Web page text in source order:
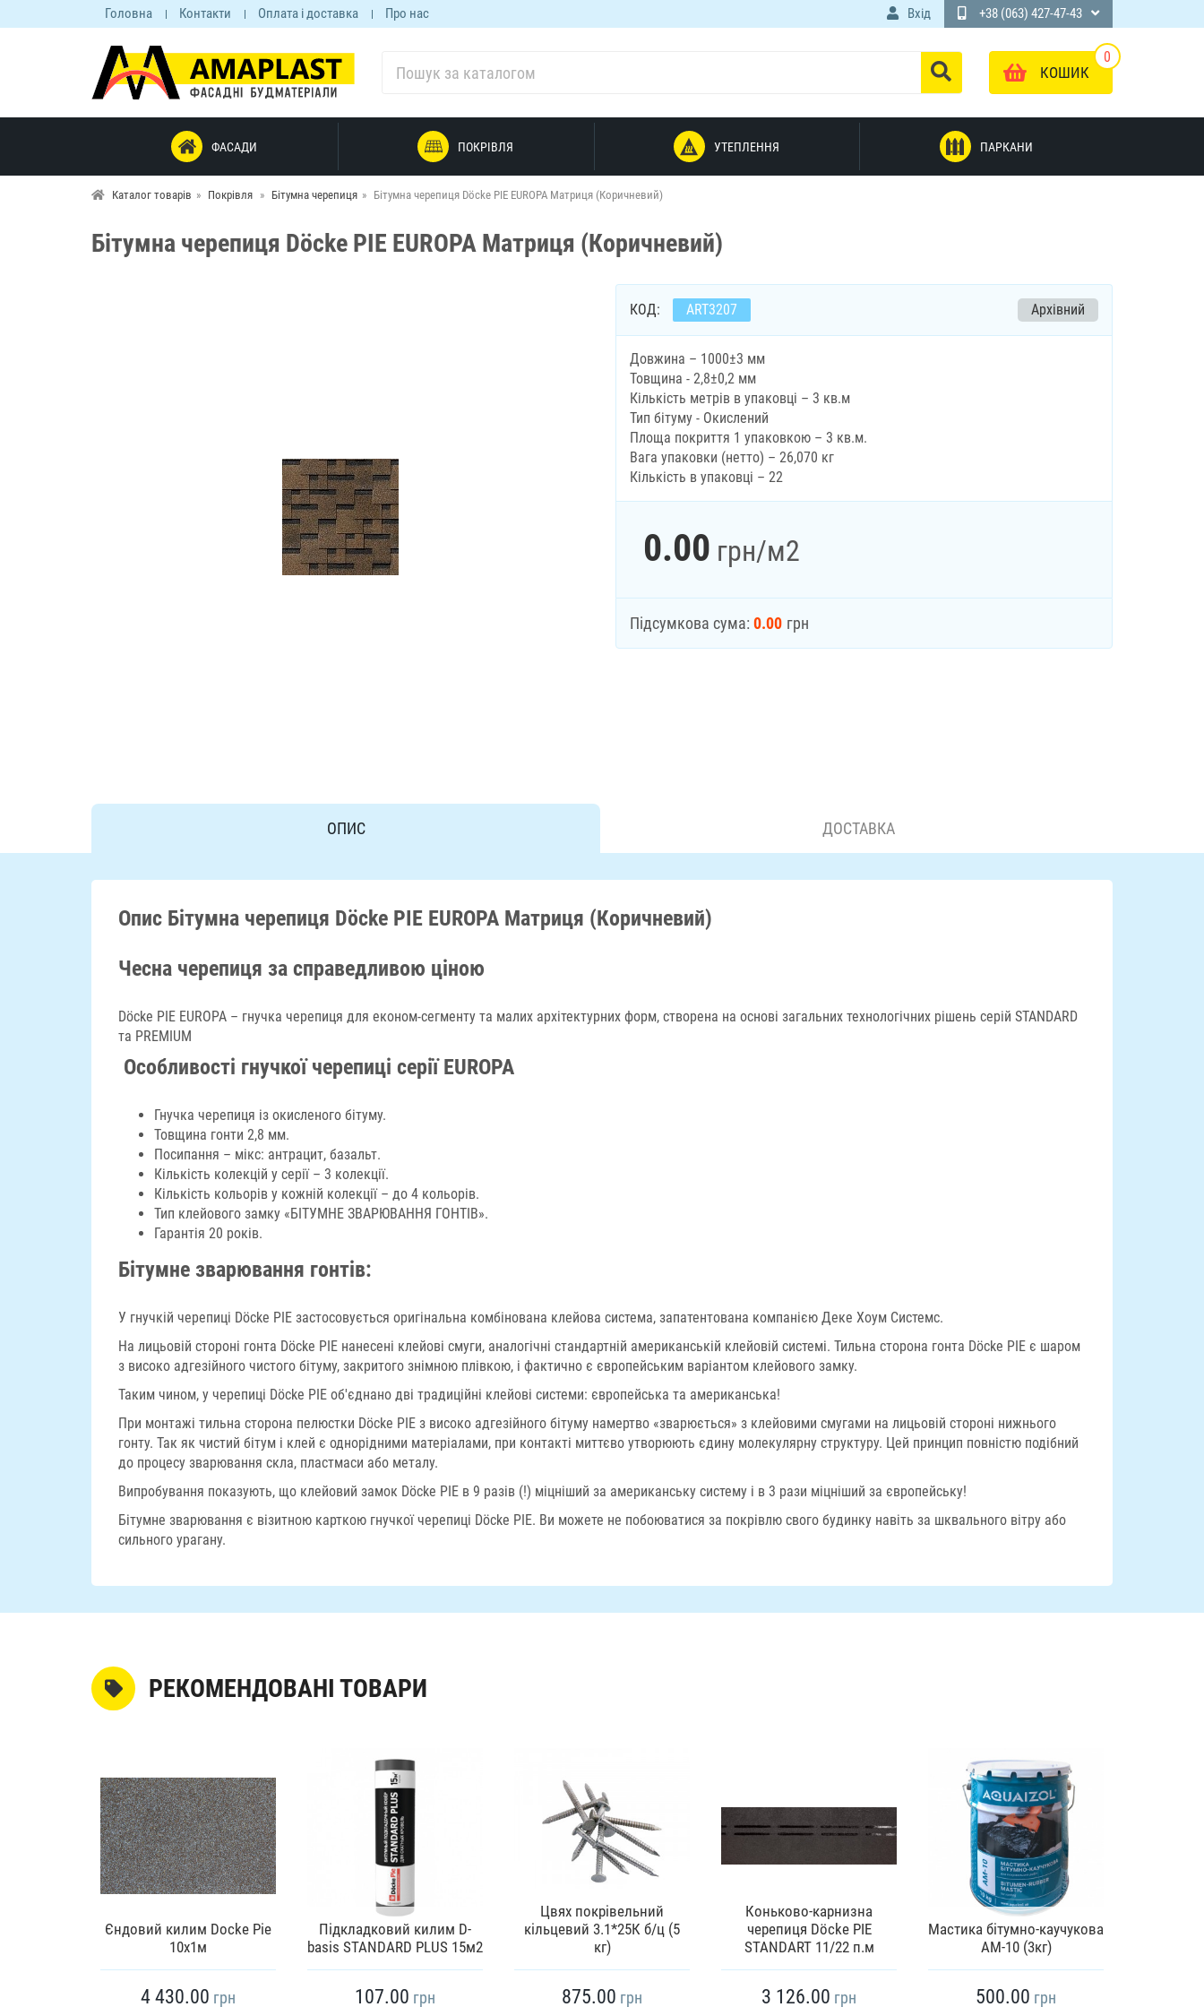
Головна Контакти Оплата і доставка Про нас Вхід +38 (063) 427-47-43
0
КОШИК
ФАСАДИ ПОКРІВЛЯ УТЕПЛЕННЯ ПАРКАНИ
Каталог товарів Покрівля Бітумна черепиця Бітумна черепиця Döcke PIE EUROPA Матриця (Коричневий)
Бітумна черепиця Döcke PIE EUROPA Матриця (Коричневий)
КОД: ART3207 Архівний
Довжина – 1000±3 мм
Товщина - 2,8±0,2 мм
Кількість метрів в упаковці – 3 кв.м
Тип бітуму - Окислений
Площа покриття 1 упаковкою – 3 кв.м.
Вага упаковки (нетто) – 26,070 кг
Кількість в упаковці – 22
0.00 грн/м2
Підсумкова сума: 0.00 грн
ОПИС ДОСТАВКА
Опис Бітумна черепиця Döcke PIE EUROPA Матриця (Коричневий)
Чесна черепиця за справедливою ціною
Döcke PIE EUROPA – гнучка черепиця для економ-сегменту та малих архітектурних форм, створена на основі загальних технологічних рішень серій STANDARD
та PREMIUM
Особливості гнучкої черепиці серії EUROPA
Гнучка черепиця із окисленого бітуму.
Товщина гонти 2,8 мм.
Посипання – мікс: антрацит, базальт.
Кількість колекцій у серії – 3 колекції.
Кількість кольорів у кожній колекції – до 4 кольорів.
Тип клейового замку «БІТУМНЕ ЗВАРЮВАННЯ ГОНТІВ».
Гарантія 20 років.
Бітумне зварювання гонтів:
У гнучкій черепиці Döcke PIE застосовується оригінальна комбінована клейова система, запатентована компанією Деке Хоум Системс.
На лицьовій стороні гонта Döcke PIE нанесені клейові смуги, аналогічні стандартній американській клейовій системі. Тильна сторона гонта Döcke PIE є шаром
з високо адгезійного чистого бітуму, закритого знімною плівкою, і фактично є європейським варіантом клейового замку.
Таким чином, у черепиці Döcke PIE об'єднано дві традиційні клейові системи: європейська та американська!
При монтажі тильна сторона пелюстки Döcke PIE з високо адгезійного бітуму намертво «зварюється» з клейовими смугами на лицьовій стороні нижнього
гонту. Так як чистий бітум і клей є однорідними матеріалами, при контакті миттєво утворюють єдину молекулярну структуру. Цей принцип повністю подібний
до процесу зварювання скла, пластмаси або металу.
Випробування показують, що клейовий замок Döcke PIE в 9 разів (!) міцніший за американську систему і в 3 рази міцніший за європейську!
Бітумне зварювання є візитною карткою гнучкої черепиці Döcke PIE. Ви можете не побоюватися за покрівлю свого будинку навіть за шквального вітру або
сильного урагану.
РЕКОМЕНДОВАНІ ТОВАРИ
Єндовий килим Docke Pie
10х1м
4 430.00 грн
Підкладковий килим D-
basis STANDARD PLUS 15м2
107.00 грн
Цвях покрівельний
кільцевий 3.1*25К б/ц (5
кг)
875.00 грн
Коньково-карнизна
черепиця Döcke PIE
STANDART 11/22 п.м
3 126.00 грн
Мастика бітумно-каучукова
АМ-10 (3кг)
500.00 грн